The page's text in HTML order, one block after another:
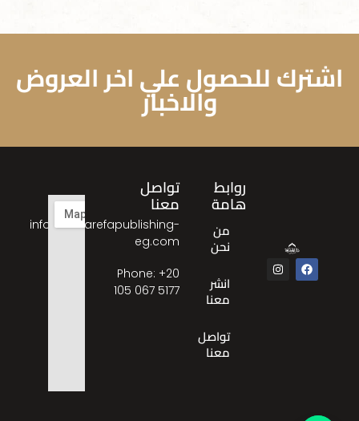
اشترك للحصول علي اخر العروض
والاخبار
روابط
هامة
من
نحن
انشر
معنا
تواصل
معنا
تواصل
معنا
info@almarefapublishing-
eg.com
Phone: ‎+20
105 067 5177